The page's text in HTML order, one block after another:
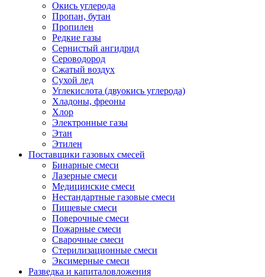
Окись углерода
Пропан, бутан
Пропилен
Редкие газы
Сернистый ангидрид
Сероводород
Сжатый воздух
Сухой лед
Углекислота (двуокись углерода)
Хладоны, фреоны
Хлор
Электронные газы
Этан
Этилен
Поставщики газовых смесей
Бинарные смеси
Лазерные смеси
Медицинские смеси
Нестандартные газовые смеси
Пищевые смеси
Поверочные смеси
Пожарные смеси
Сварочные смеси
Стерилизационные смеси
Эксимерные смеси
Разведка и капиталовложения